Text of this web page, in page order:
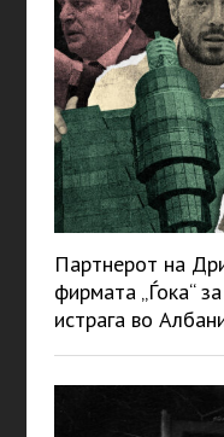
Партнерот на
фирмата „Ѓока“
истрага во